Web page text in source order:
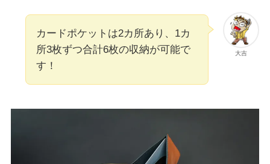
大吉
カードポケットは2カ所あり、1カ
所3枚ずつ合計6枚の収納が可能で
す！